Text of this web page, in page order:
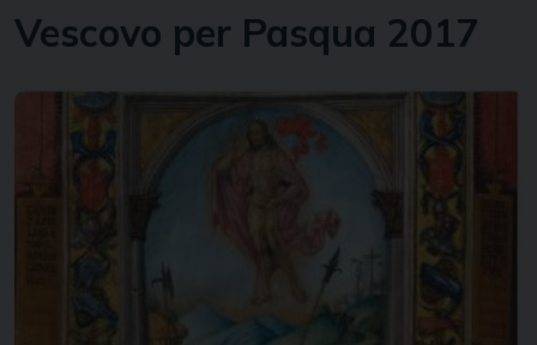
Vescovo per Pasqua 2017